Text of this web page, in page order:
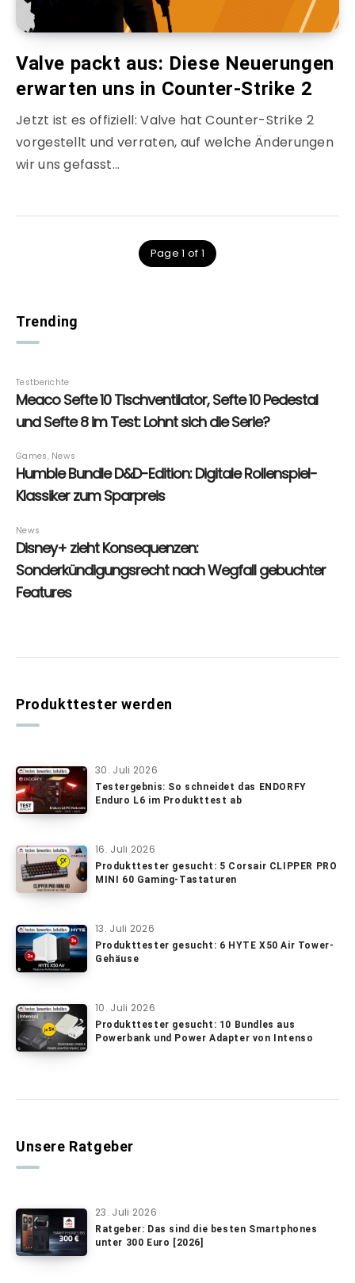
Valve packt aus: Diese Neuerungen
erwarten uns in Counter-Strike 2
Jetzt ist es offiziell: Valve hat Counter-Strike 2
vorgestellt und verraten, auf welche Änderungen
wir uns gefasst…
Page 1 of 1
Trending
Produkttester werden
30. Juli 2026
Testergebnis: So schneidet das ENDORFY
Enduro L6 im Produkttest ab
16. Juli 2026
Produkttester gesucht: 5 Corsair CLIPPER PRO
MINI 60 Gaming-Tastaturen
13. Juli 2026
Produkttester gesucht: 6 HYTE X50 Air Tower-
Gehäuse
10. Juli 2026
Produkttester gesucht: 10 Bundles aus
Powerbank und Power Adapter von Intenso
Unsere Ratgeber
23. Juli 2026
Ratgeber: Das sind die besten Smartphones
unter 300 Euro [2026]